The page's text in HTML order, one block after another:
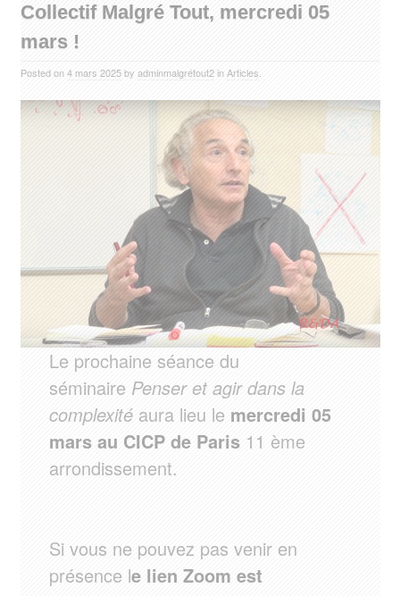
Collectif Malgré Tout, mercredi 05
mars !
Posted on 4 mars 2025by adminmalgrétout2 in Articles
Le prochaine séance du
séminaire Penser et agir dans la
complexitéaura lieu le mercredi 05
mars au CICP de Paris11 ème
arrondissement.
Si vous ne pouvez pas venir en
présence le lien Zoom est